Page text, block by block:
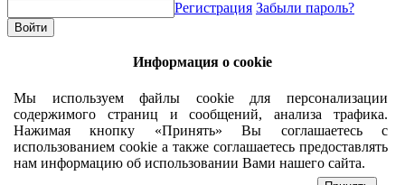
Регистрация Забыли пароль?
Информация о cookie
Мы используем файлы cookie для персонализации
содержимого страниц и сообщений, анализа трафика.
Нажимая кнопку «Принять» Вы соглашаетесь с
использованием cookie а также соглашаетесь предоставлять
нам информацию об использовании Вами нашего сайта.